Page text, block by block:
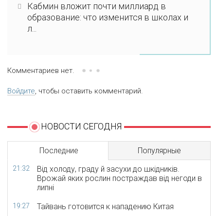
Кабмин вложит почти миллиард в
образование: что изменится в школах и
л...
Комментариев нет.
Войдите, чтобы оставить комментарий.
НОВОСТИ СЕГОДНЯ
Последние Популярные
21:32
Від холоду, граду й засухи до шкідників.
Врожай яких рослин постраждав від негоди в
липні
19:27 Тайвань готовится к нападению Китая